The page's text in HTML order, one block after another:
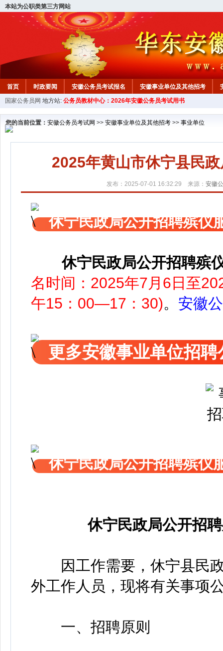
本站为公职类第三方网站
首页 时政要闻 安徽公务员考试报名 安徽事业单位及其他招考
安徽公务员行测试题 在线咨询 教材中心
国家公务员网 地方站: 公务员教材中心：2026年安徽公务员考试用书
您的当前位置： 安徽公务员考试网 >> 安徽事业单位及其他招考 >> 事业单位
2025年黄山市休宁县民
发布：2025-07-01 16:32:29 来源： 安徽
休宁民政局公开招聘殡仪
休宁民政局公开招聘殡
名时间：2025年7月6日至
午15：00—17：30)。 安徽
更多安徽事业单位招聘
休宁民政局公开招聘殡仪
休宁民政局公开招
因工作需要，休宁县民
外工作人员，现将有关事项
一、招聘原则